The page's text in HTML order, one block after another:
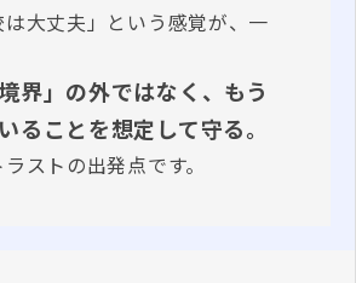
は大丈夫」という感覚が、一
界」の外ではなく、もう
ることを想定して守る。
ストの出発点です。